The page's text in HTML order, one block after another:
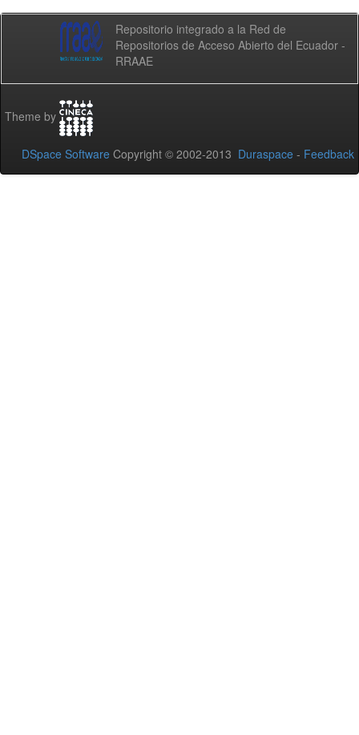
Repositorio integrado a la Red de
Repositorios de Acceso Abierto del Ecuador -
RRAAE
Theme by
DSpace Software Copyright © 2002-2013 Duraspace - Feedback